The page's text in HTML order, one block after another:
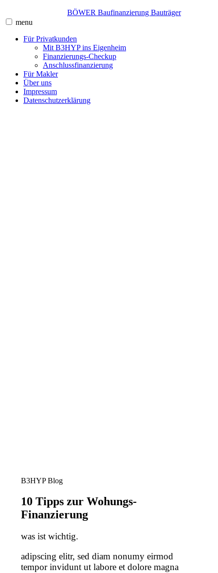
content
BÖWER Baufinanzierung Bauträger
menu
Für Privatkunden
Mit B3HYP ins Eigenheim
Finanzierungs-Checkup
Anschlussfinanzierung
Für Makler
Über uns
Impressum
Datenschutzerklärung
B3HYP Blog
10 Tipps zur Wohungs-
Finanzierung
was ist wichtig.
adipscing elitr, sed diam nonumy eirmod
tempor invidunt ut labore et dolore magna